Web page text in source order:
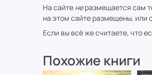
На сайте неразмещается сам
на этом сайте размещены, или
Если вы всё же считаете, что
Похожие книги